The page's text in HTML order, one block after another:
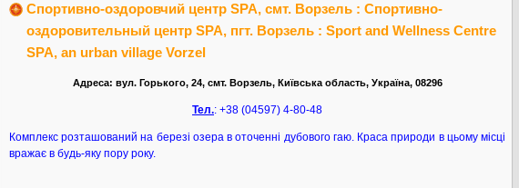
Спортивно-оздоровчий центр SPA, смт. Ворзель : Спортивно-
оздоровительный центр SPA, пгт. Ворзель : Sport and Wellness Centre
SPA, an urban village Vorzel
Адреса: вул. Горького, 24, смт. Ворзель, Київська область, Україна, 08296
Тел.: +38 (04597) 4-80-48
Комплекс розташований на березі озера в оточенні дубового гаю. Краса природи в цьому місці
вражає в будь-яку пору року.